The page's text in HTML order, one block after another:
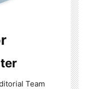
Team